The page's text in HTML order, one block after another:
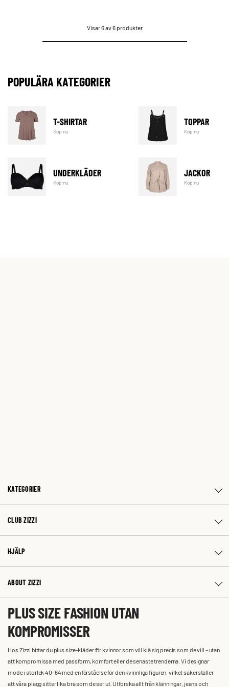
Visar 6 av 6 produkter
POPULÄRA KATEGORIER
T-SHIRTAR
Köp nu
TOPPAR
Köp nu
UNDERKLÄDER
Köp nu
JACKOR
Köp nu
KATEGORIER
CLUB ZIZZI
HJÄLP
ABOUT ZIZZI
PLUS SIZE FASHION UTAN
KOMPROMISSER
Hos Zizzi hittar du plus size-kläder för kvinnor som vill klä sig precis som de vill – utan
att kompromissa med passform, komfort eller de senaste trenderna. Vi designar
mode i storlek 40-64 med en förståelse för den kvinnliga figuren, vilket säkerställer
att våra plagg sitter lika bra som de ser ut. Utforska allt från klänningar, jeans och